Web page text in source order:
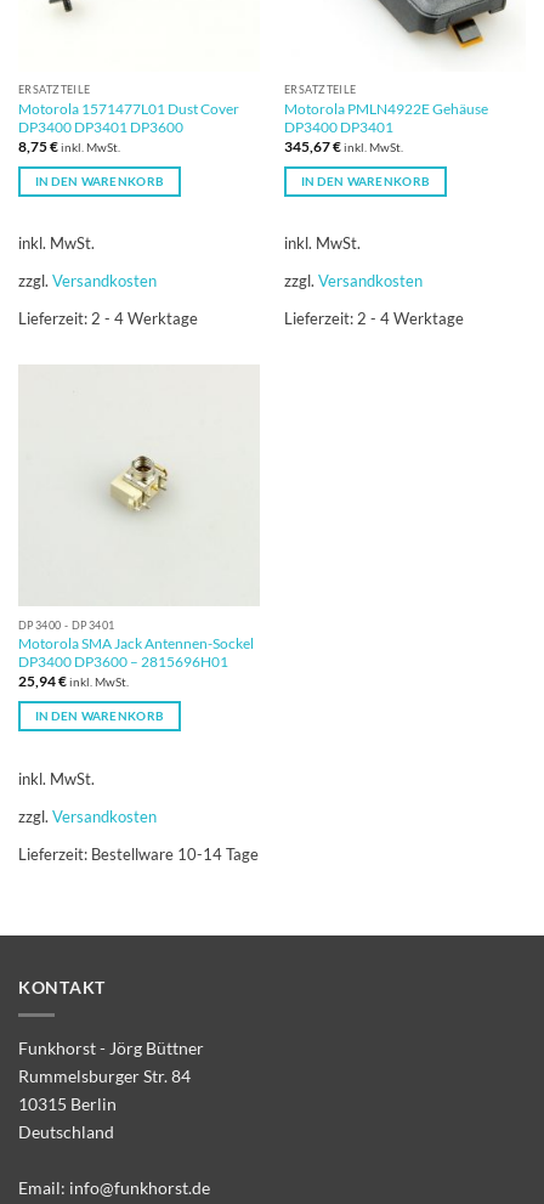
ERSATZTEILE
Motorola 1571477L01 Dust Cover
DP3400 DP3401 DP3600
8,75€inkl. MwSt.
IN DEN WARENKORB
inkl. MwSt.
zzgl. Versandkosten
Lieferzeit:2 - 4 Werktage
ERSATZTEILE
Motorola PMLN4922E Gehäuse
DP3400 DP3401
345,67€inkl. MwSt.
IN DEN WARENKORB
inkl. MwSt.
zzgl. Versandkosten
Lieferzeit:2 - 4 Werktage
DP3400 - DP3401
Motorola SMA Jack Antennen-Sockel
DP3400 DP3600 – 2815696H01
25,94€inkl. MwSt.
IN DEN WARENKORB
inkl. MwSt.
zzgl. Versandkosten
Lieferzeit: Bestellware 10-14 Tage
KONTAKT
Funkhorst - Jörg Büttner
Rummelsburger Str. 84
10315 Berlin
Deutschland
Email: info@funkhorst.de